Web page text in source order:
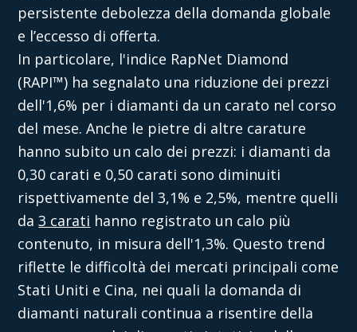
persistente debolezza della domanda globale
e l’eccesso di offerta.
In particolare, l'indice RapNet Diamond
(RAPI™) ha segnalato una riduzione dei prezzi
dell'1,6% per i diamanti da un carato nel corso
del mese. Anche le pietre di altre carature
hanno subito un calo dei prezzi: i diamanti da
0,30 carati e 0,50 carati sono diminuiti
rispettivamente del 3,1% e 2,5%, mentre quelli
da3 carati hanno registrato un calo più
contenuto, in misura dell'1,3%. Questo trend
riflette le difficoltà dei mercati principali come
Stati Uniti e Cina, nei quali la domanda di
diamanti naturali continua a risentire della